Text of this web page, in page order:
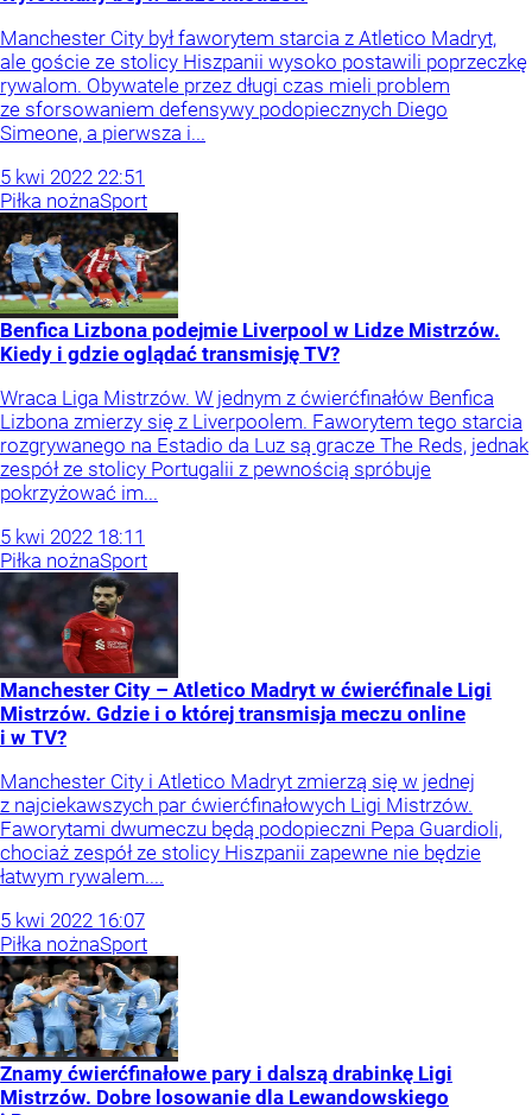
Manchester City był faworytem starcia z Atletico Madryt,
ale goście ze stolicy Hiszpanii wysoko postawili poprzeczkę
rywalom. Obywatele przez długi czas mieli problem
ze sforsowaniem defensywy podopiecznych Diego
Simeone, a pierwsza i...
5 kwi 2022 22:51
Piłka nożnaSport
Benfica Lizbona podejmie Liverpool w Lidze Mistrzów.
Kiedy i gdzie oglądać transmisję TV?
Wraca Liga Mistrzów. W jednym z ćwierćfinałów Benfica
Lizbona zmierzy się z Liverpoolem. Faworytem tego starcia
rozgrywanego na Estadio da Luz są gracze The Reds, jednak
zespół ze stolicy Portugalii z pewnością spróbuje
pokrzyżować im...
5 kwi 2022 18:11
Piłka nożnaSport
Manchester City – Atletico Madryt w ćwierćfinale Ligi
Mistrzów. Gdzie i o której transmisja meczu online
i w TV?
Manchester City i Atletico Madryt zmierzą się w jednej
z najciekawszych par ćwierćfinałowych Ligi Mistrzów.
Faworytami dwumeczu będą podopieczni Pepa Guardioli,
chociaż zespół ze stolicy Hiszpanii zapewne nie będzie
łatwym rywalem....
5 kwi 2022 16:07
Piłka nożnaSport
Znamy ćwierćfinałowe pary i dalszą drabinkę Ligi
Mistrzów. Dobre losowanie dla Lewandowskiego